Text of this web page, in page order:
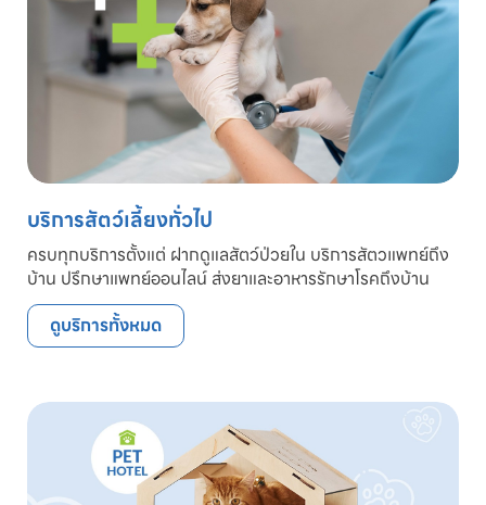
บริการสัตว์เลี้ยงทั่วไป
ครบทุกบริการตั้งแต่ ฝากดูแลสัตว์ป่วยใน บริการสัตวแพทย์ถึง
บ้าน ปรึกษาแพทย์ออนไลน์ ส่งยาและอาหารรักษาโรคถึงบ้าน
ดูบริการทั้งหมด